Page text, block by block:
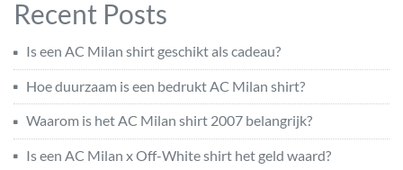
Recent Posts
Is een AC Milan shirt geschikt als cadeau?
Hoe duurzaam is een bedrukt AC Milan shirt?
Waarom is het AC Milan shirt 2007 belangrijk?
Is een AC Milan x Off-White shirt het geld waard?